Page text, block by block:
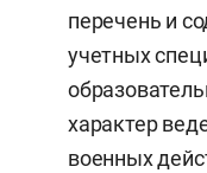
перечень и
учетных
характер
военных